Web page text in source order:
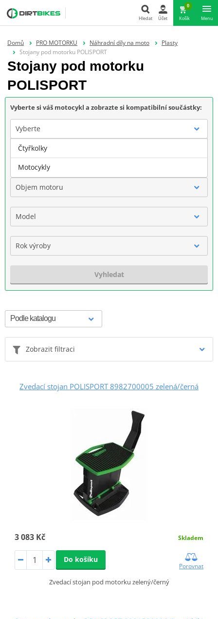
Hledat Účet
0
Košík Menu
Domů PRO MOTORKU Náhradní díly na moto
Plasty
Stojany pod motorku POLISPORT
Stojany pod motorku
POLISPORT
Vyberte si váš motocykl a zobrazte si kompatibilní součástky:
Vyberte
Značka
Objem motoru
Model
Rok výroby
Vyhledat
Zobrazit filtraci
Zvedací stojan POLISPORT 8982700005 zelená/černá
3 083 Kč Skladem
Do košíku
Porovnat
Zvedací stojan pod motorku zelený/černý
Čtyřkolky
Motocykly